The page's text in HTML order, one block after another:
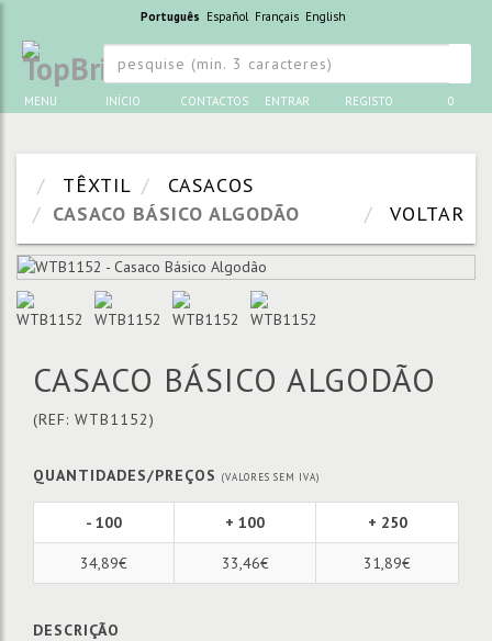
Português Español Français English
MENU INÍCIO CONTACTOS ENTRAR REGISTO 0
TÊXTIL
CASACOS
CASACO BÁSICO ALGODÃO
VOLTAR
CASACO BÁSICO ALGODÃO
(REF: WTB1152)
QUANTIDADES/PREÇOS (VALORES SEM IVA)
- 100 + 100 + 250
34,89€ 33,46€ 31,89€
DESCRIÇÃO